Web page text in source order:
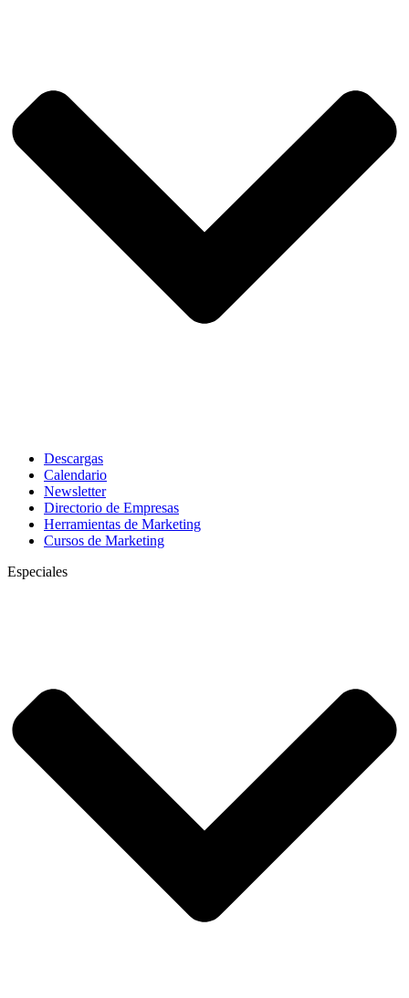
Descargas
Calendario
Newsletter
Directorio de Empresas
Herramientas de Marketing
Cursos de Marketing
Especiales